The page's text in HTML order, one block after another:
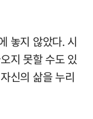
놓지 않았다. 시
지 못할 수도 있
신의 삶을 누리